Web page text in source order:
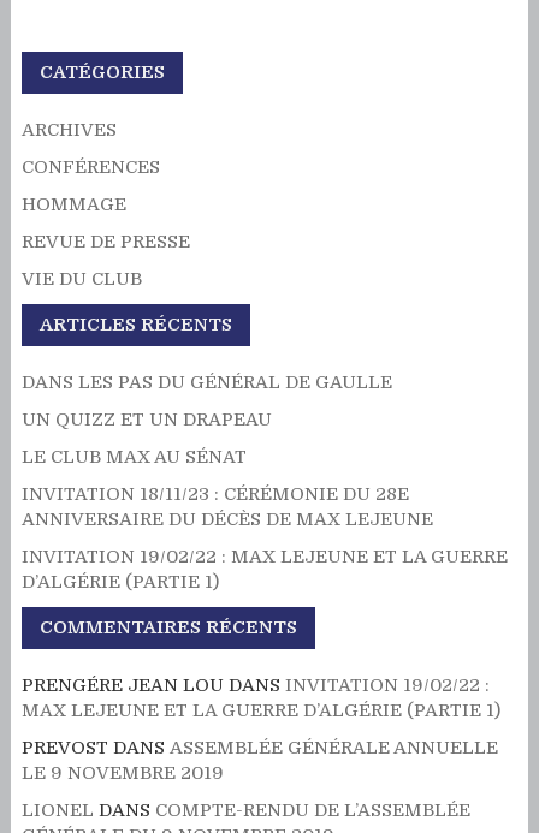
CATÉGORIES
ARCHIVES
CONFÉRENCES
HOMMAGE
REVUE DE PRESSE
VIE DU CLUB
ARTICLES RÉCENTS
DANS LES PAS DU GÉNÉRAL DE GAULLE
UN QUIZZ ET UN DRAPEAU
LE CLUB MAX AU SÉNAT
INVITATION 18/11/23 : CÉRÉMONIE DU 28E
ANNIVERSAIRE DU DÉCÈS DE MAX LEJEUNE
INVITATION 19/02/22 : MAX LEJEUNE ET LA GUERRE
D’ALGÉRIE (PARTIE 1)
COMMENTAIRES RÉCENTS
PRENGÉRE JEAN LOUDANS INVITATION 19/02/22 :
MAX LEJEUNE ET LA GUERRE D’ALGÉRIE (PARTIE 1)
PREVOST DANS ASSEMBLÉE GÉNÉRALE ANNUELLE
LE 9 NOVEMBRE 2019
LIONEL DANS COMPTE-RENDU DE L’ASSEMBLÉE